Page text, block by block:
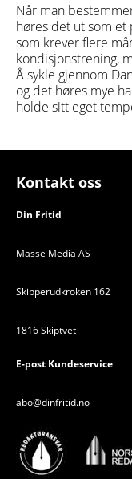
Når man
høres det ut som
som krever flere
kondisjonstrening,
Å sykle gjennom
og det høres mye
holde sitt eget
Kontakt oss
Din Fritid
Masse Media AS
Skipperudkroken 162
1816 Skiptvet
E-post Kundeservice
abo@dinfritid.no